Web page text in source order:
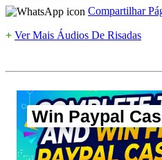
Compartilhar
+ Ver Mais Áudios De Risadas
Win Paypal